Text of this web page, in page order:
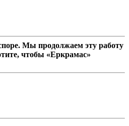
Мы продолжаем эту работу
чтобы «Еркрамас»